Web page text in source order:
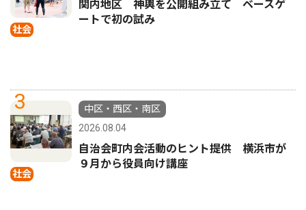
社会
関内地区 神輿を公開組み立て ベースゲ
ートで初の試み
3
社会
中区・西区・南区
2026.08.04
自治会町内会活動のヒント提供 横浜市が
９月から役員向け講座